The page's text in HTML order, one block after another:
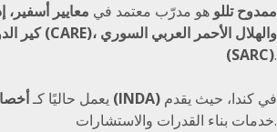
ممدوح تللو هو مدرّب معتمد في معايير أسفير،
(SARC).
يعمل حاليًا كـ لشبكة المستشارين الدوليين للتنمية (INDA)
خدمات بناء القدرات والاستشارات.